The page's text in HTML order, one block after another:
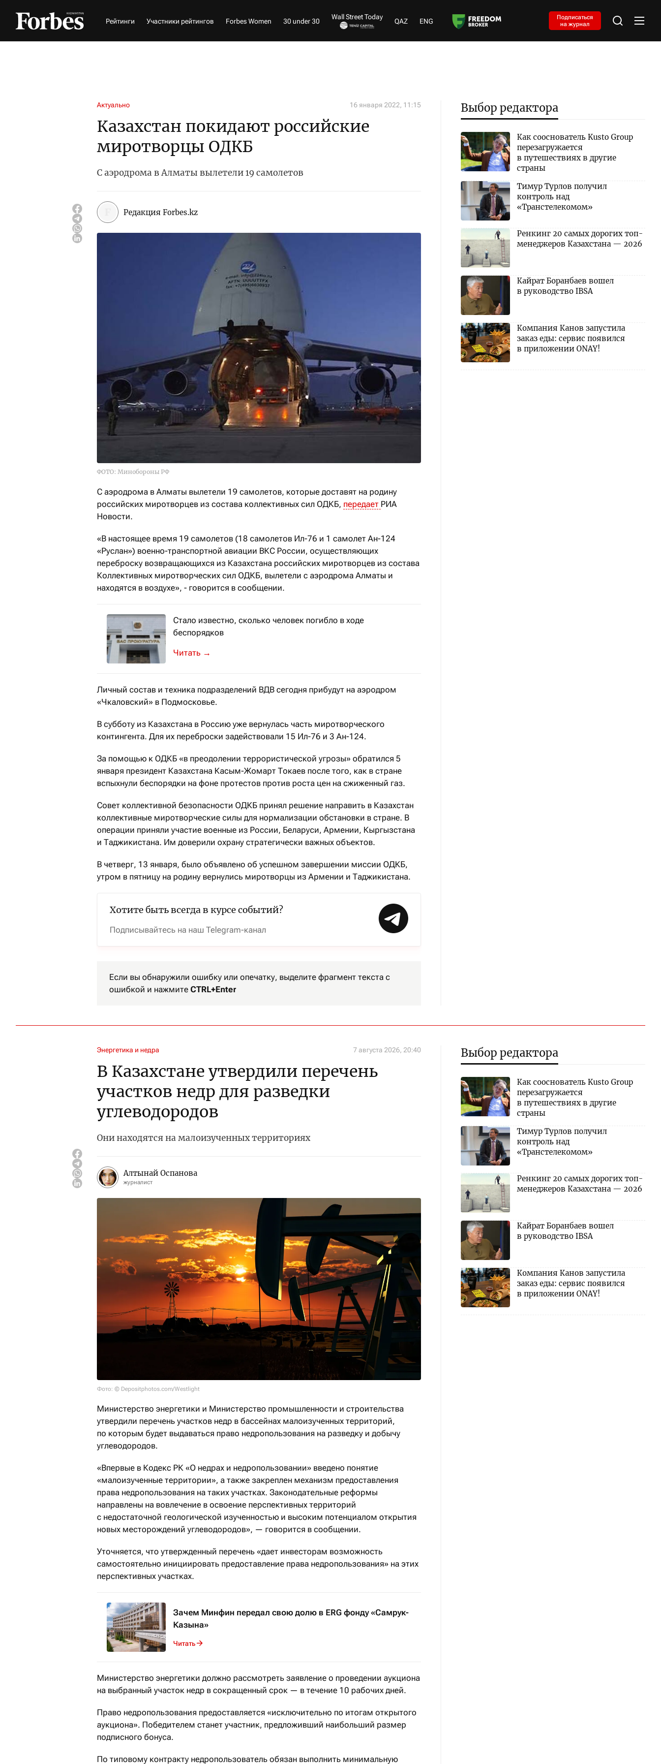
Рейтинги Участники рейтингов Forbes Women 30 under 30
Wall Street Today
QAZ ENG
Подписаться
на журнал
Актуально 16 января 2022, 11:15
Казахстан покидают российские
миротворцы ОДКБ
С аэродрома в Алматы вылетели 19 самолетов
Редакция Forbes.kz
ФОТО: Минобороны РФ
С аэродрома в Алматы вылетели 19 самолетов, которые доставят на родину
российских миротворцев из состава коллективных сил ОДКБ, передает РИА
Новости.
«В настоящее время 19 самолетов (18 самолетов Ил-76 и 1 самолет Ан-124
«Руслан») военно-транспортной авиации ВКС России, осуществляющих
переброску возвращающихся из Казахстана российских миротворцев из состава
Коллективных миротворческих сил ОДКБ, вылетели с аэродрома Алматы и
находятся в воздухе», - говорится в сообщении.
Стало известно, сколько человек погибло в ходе
беспорядков
На сегодняшний день выявлено 4578 потерпевших, из них 4353 были ранены
→
Личный состав и техника подразделений ВДВ сегодня прибудут на аэродром
«Чкаловский» в Подмосковье.
В субботу из Казахстана в Россию уже вернулась часть миротворческого
контингента. Для их переброски задействовали 15 Ил-76 и 3 Ан-124.
За помощью к ОДКБ «в преодолении террористической угрозы» обратился 5
января президент Казахстана Касым-Жомарт Токаев после того, как в стране
вспыхнули беспорядки на фоне протестов против роста цен на сжиженный газ.
Совет коллективной безопасности ОДКБ принял решение направить в Казахстан
коллективные миротворческие силы для нормализации обстановки в стране. В
операции приняли участие военные из России, Беларуси, Армении, Кыргызстана
и Таджикистана. Им доверили охрану стратегически важных объектов.
В четверг, 13 января, было объявлено об успешном завершении миссии ОДКБ,
утром в пятницу на родину вернулись миротворцы из Армении и Таджикистана.
Хотите быть всегда в курсе событий?
Подписывайтесь на наш Telegram-канал
Если вы обнаружили ошибку или опечатку, выделите фрагмент текста с
ошибкой и нажмите CTRL+Enter
Выбор редактора
Как сооснователь Kusto Group
перезагружается
в путешествиях в другие
страны
Тимур Турлов получил
контроль над
«Транстелекомом»
Ренкинг 20 самых дорогих топ-
менеджеров Казахстана — 2026
Кайрат Боранбаев вошел
в руководство IBSA
Компания Канов запустила
заказ еды: сервис появился
в приложении ONAY!
Энергетика и недра 7 августа 2026, 20:40
В Казахстане утвердили перечень
участков недр для разведки
углеводородов
Они находятся на малоизученных территориях
Алтынай Оспанова
журналист
Фото: © Depositphotos.com/Westlight
Министерство энергетики и Министерство промышленности и строительства
утвердили перечень участков недр в бассейнах малоизученных территорий,
по которым будет выдаваться право недропользования на разведку и добычу
углеводородов.
«Впервые в Кодекс РК «О недрах и недропользовании» введено понятие
«малоизученные территории», а также закреплен механизм предоставления
права недропользования на таких участках. Законодательные реформы
направлены на вовлечение в освоение перспективных территорий
с недостаточной геологической изученностью и высоким потенциалом открытия
новых месторождений углеводородов», — говорится в сообщении.
Уточняется, что утвержденный перечень «дает инвесторам возможность
самостоятельно инициировать предоставление права недропользования» на этих
перспективных участках.
Зачем Минфин передал свою долю в ERG фонду «Самрук-
Казына»
Читать
Министерство энергетики должно рассмотреть заявление о проведении аукциона
на выбранный участок недр в сокращенный срок — в течение 10 рабочих дней.
Право недропользования предоставляется «исключительно по итогам открытого
аукциона». Победителем станет участник, предложивший наибольший размер
подписного бонуса.
По типовому контракту недропользователь обязан выполнить минимальную
Выбор редактора
Как сооснователь Kusto Group
перезагружается
в путешествиях в другие
страны
Тимур Турлов получил
контроль над
«Транстелекомом»
Ренкинг 20 самых дорогих топ-
менеджеров Казахстана — 2026
Кайрат Боранбаев вошел
в руководство IBSA
Компания Канов запустила
заказ еды: сервис появился
в приложении ONAY!